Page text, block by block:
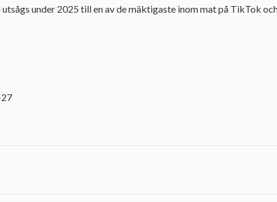
under 2025 till en av de mäktigaste inom mat på TikTok